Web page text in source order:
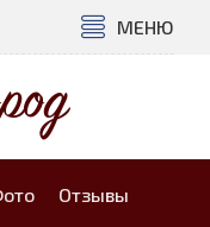
МЕНЮ
Отзывы